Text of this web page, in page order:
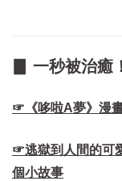
▊ 一秒被治癒
☞《哆啦A夢》漫
☞逃獄到人間的可
個小故事